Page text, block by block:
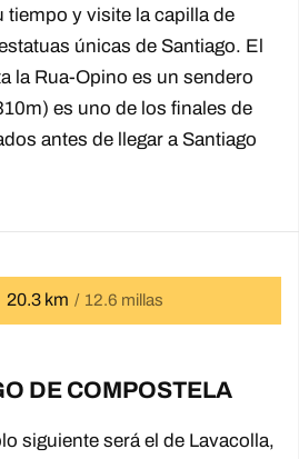
y visite la capilla de
únicas de Santiago. El
la Rua-Opino es un sendero
es uno de los finales de
antes de llegar a Santiago
20.3 km 12.6 millas
DE COMPOSTELA
siguiente será el de Lavacolla,